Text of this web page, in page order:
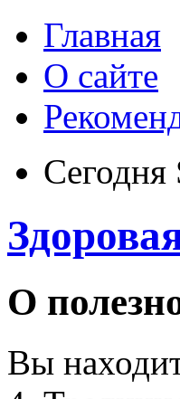
Главная
О сайте
О
Вы